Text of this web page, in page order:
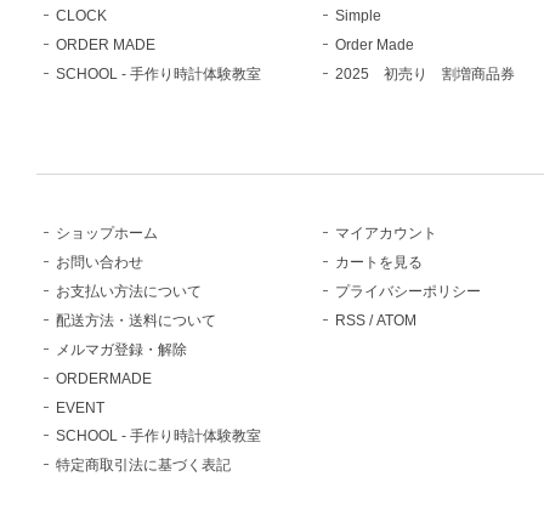
CLOCK
ORDER MADE
SCHOOL - 手作り時計体験教室
Simple
Order Made
2025 初売り 割増商品券
ショップホーム
お問い合わせ
お支払い方法について
配送方法・送料について
メルマガ登録・解除
ORDERMADE
EVENT
SCHOOL - 手作り時計体験教室
特定商取引法に基づく表記
マイアカウント
カートを見る
プライバシーポリシー
RSS /ATOM